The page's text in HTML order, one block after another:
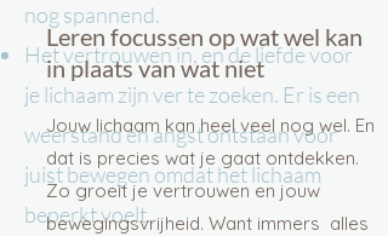
nog spannend.
Het vertrouwen in, en de liefde voor
je lichaam zijn ver te zoeken. Er is een
weerstand en angst ontstaan voor
juist bewegen omdat het lichaam
beperkt voelt.
Leren focussen op wat wel kan
in plaats van wat niet
Jouw lichaam kan heel veel nog wel. En
dat is precies wat je gaat ontdekken.
Zo groeit je vertrouwen en jouw
bewegingsvrijheid. Want immers alles